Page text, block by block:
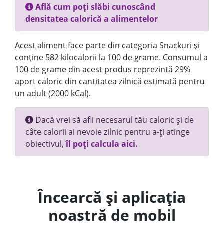
Află cum poți slăbi cunoscând
densitatea calorică a alimentelor
Acest aliment face parte din categoria Snackuri și
conține 582 kilocalorii la 100 de grame. Consumul a
100 de grame din acest produs reprezintă 29%
aport caloric din cantitatea zilnică estimată pentru
un adult (2000 kCal).
Dacă vrei să afli necesarul tău caloric și de
câte calorii ai nevoie zilnic pentru a-ți atinge
obiectivul,îl poți calcula aici.
Încearcă și aplicația
noastră de mobil